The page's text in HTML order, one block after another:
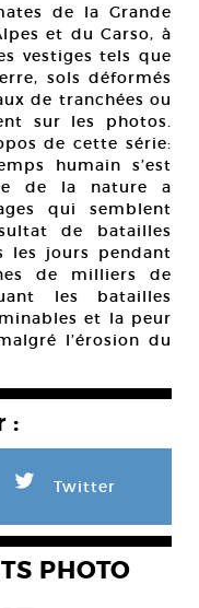
de la Grande
et du Carso, à
vestiges tels que
sols déformés
de tranchées ou
sur les photos.
de cette série:
humain s’est
de la nature a
qui semblent
de batailles
les jours pendant
de milliers de
les batailles
et la peur
l’érosion du
:
L Twitter
PHOTO